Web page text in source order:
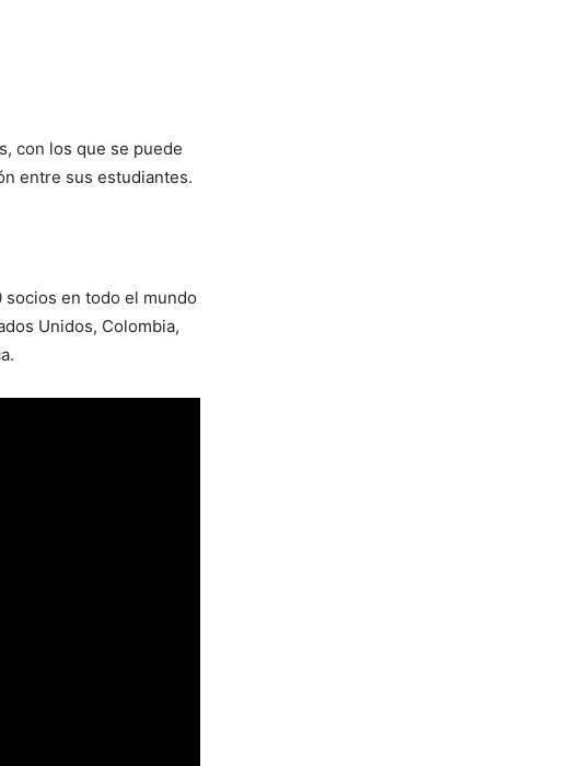
con los que se puede
entre sus estudiantes.
socios en todo el mundo
Unidos, Colombia,